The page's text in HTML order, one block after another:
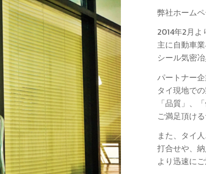
弊社ホーム
2014年2月よ
主に自動車
シール気密
パートナー
タイ現地で
「品質」、
ご満足頂け
また、タイ
打合せや、
より迅速に